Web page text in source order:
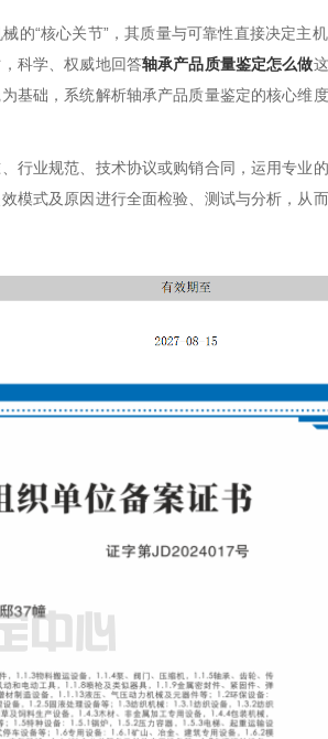
“核心关节”，其质量与可靠性直接决定主
科学、权威地回答轴承产品质量鉴定怎么做
基础，系统解析轴承产品质量鉴定的核心维
行业规范、技术协议或购销合同，运用专业
式及原因进行全面检验、测试与分析，从